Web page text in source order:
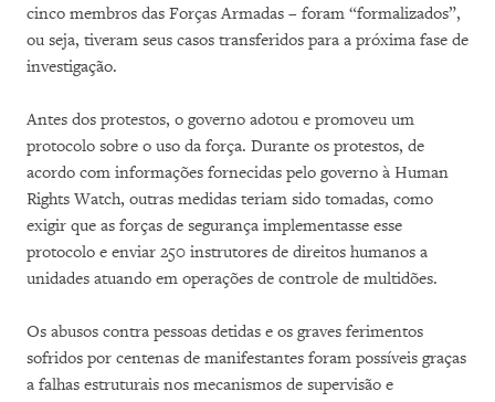
cinco membros das Forças Armadas – foram “formalizados”,
ou seja, tiveram seus casos transferidos para a próxima fase de
investigação.
Antes dos protestos, o governo adotou e promoveu um
protocolo sobre o uso da força. Durante os protestos, de
acordo com informações fornecidas pelo governo à Human
Rights Watch, outras medidas teriam sido tomadas, como
exigir que as forças de segurança implementasse esse
protocolo e enviar 250 instrutores de direitos humanos a
unidades atuando em operações de controle de multidões.
Os abusos contra pessoas detidas e os graves ferimentos
sofridos por centenas de manifestantes foram possíveis graças
a falhas estruturais nos mecanismos de supervisão e